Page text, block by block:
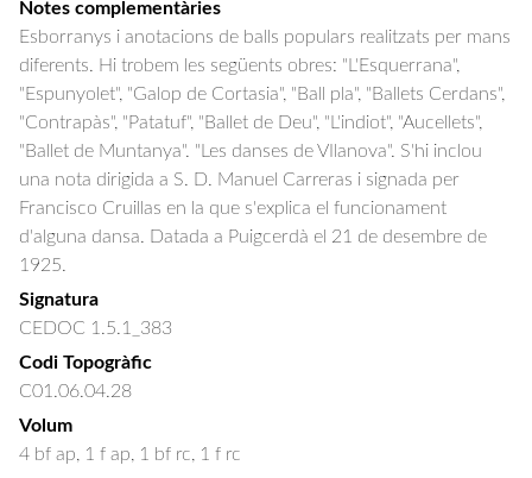
Notes complementàries
Esborranys i anotacions de balls populars realitzats per mans
diferents. Hi trobem les següents obres: "L'Esquerrana",
"Espunyolet", "Galop de Cortasia", "Ball pla", "Ballets Cerdans",
"Contrapàs", "Patatuf", "Ballet de Deu", "L'indiot", "Aucellets",
"Ballet de Muntanya". "Les danses de VIlanova". S'hi inclou
una nota dirigida a S. D. Manuel Carreras i signada per
Francisco Cruillas en la que s'explica el funcionament
d'alguna dansa. Datada a Puigcerdà el 21 de desembre de
1925.
Signatura
CEDOC 1.5.1_383
Codi Topogràfic
C01.06.04.28
Volum
4 bf ap, 1 f ap, 1 bf rc, 1 f rc